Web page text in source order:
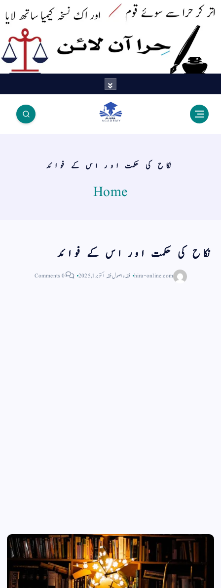
اک نسخہ کیمیا ساتھ لایا
نکاح کی حکمت اور اس کے فوائد
Home
نکاح کی حکمت اور اس کے فوائد
hira-online.com فقہ و اصول فقہ اکتوبر 1, 2025 0 Comments